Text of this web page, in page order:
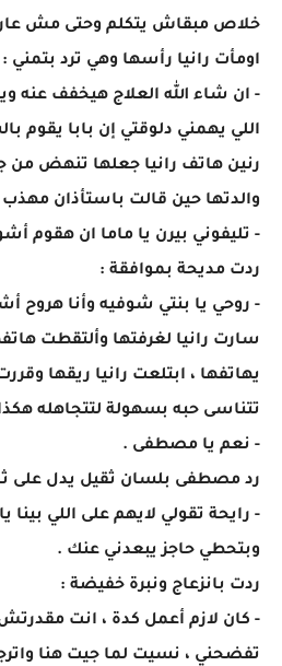
خلاص مبقاش يتكلم وحتى مش
اومأت رانيا رأسها وهي ترد بتمني :
- ان شاء الله العلاج هيخفف عنه
اللي يهمني دلوقتي إن بابا يقوم
رنين هاتف رانيا جعلها تنهض من
والدتها حين قالت باستأذان
- تليفوني بيرن يا ماما ان هقوم
ردت مديحة بموافقة :
- روحي يا بنتي شوفيه وأنا هروح
سارت رانيا لغرفتها وألتقطت
يهاتفها ، ابتلعت رانيا ريقها
تتناسى حبه بسهولة لتتجاهله
- نعم يا مصطفى .
رد مصطفى بلسان ثقيل يدل على
- رايحة تقولي لايهم على اللي بينا
وبتحطي حاجز يبعدني عنك .
ردت بانزعاج ونبرة خفيضة :
- كان لازم أعمل كدة ، انت
تفضحني ، نسيت لما جيت هنا